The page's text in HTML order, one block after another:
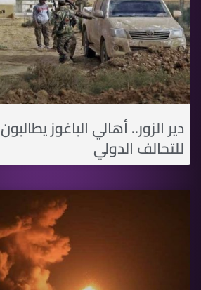
دير الزور.. أهالي الباغوز
للتحالف الدولي